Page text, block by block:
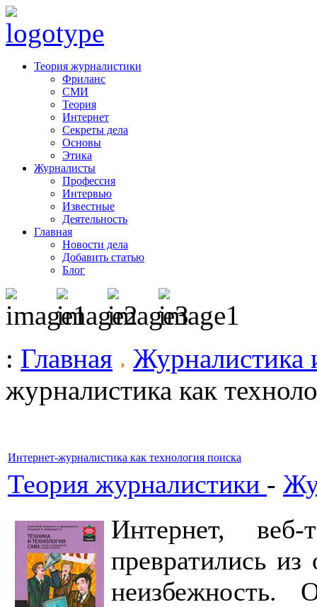
Теория журналистики
Фриланс
СМИ
Теория
Интернет
Секреты дела
Основы
Этика
Журналисты
Профессия
Интервью
Известные
Деятельность
Главная
Новости дела
Добавить статью
Блог
: Главная
Журналистика
журналистика как
Интернет-журналистика как технология поиска
Теория журналистики -
Интернет, веб-
превратились
неизбежность.